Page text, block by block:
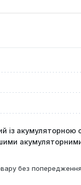
приміщень.
для
температур
із акумуляторною
без